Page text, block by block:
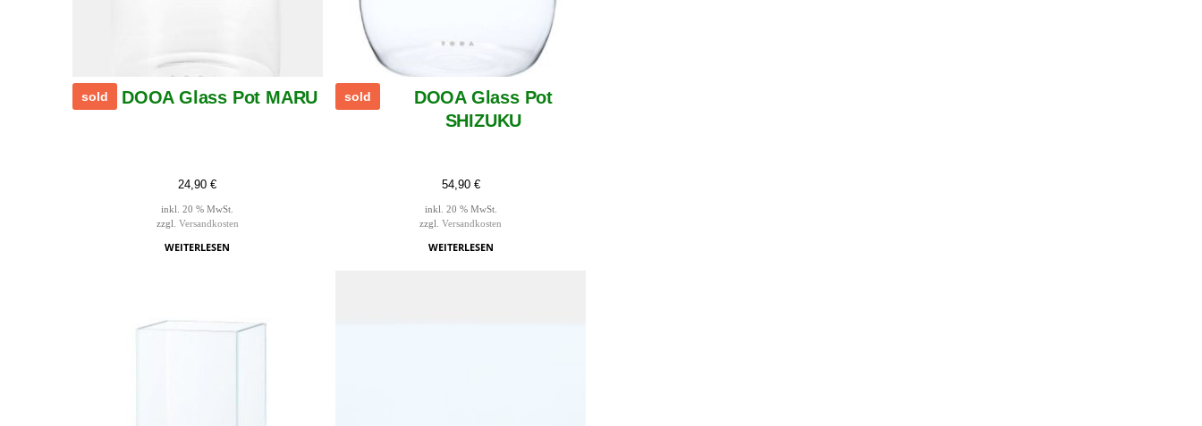
sold DOOA Glass Pot MARU
24,90€
inkl. 20 % MwSt.
zzgl. Versandkosten
WEITERLESEN
sold
DOOA Glass Pot
SHIZUKU
54,90 €
inkl. 20 % MwSt.
zzgl.Versandkosten
WEITERLESEN